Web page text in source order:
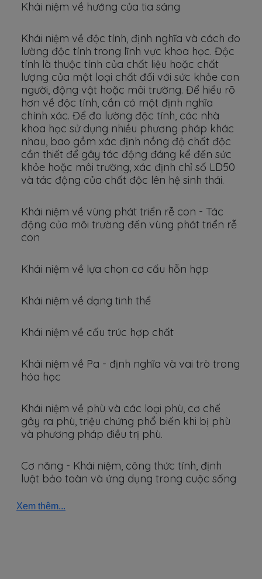
Khái niệm về hướng của tia sáng
Khái niệm về độc tính, định nghĩa và cách đo
lường độc tính trong lĩnh vực khoa học. Độc
tính là thuộc tính của chất liệu hoặc chất
lượng của một loại chất đối với sức khỏe con
người, động vật hoặc môi trường. Để hiểu rõ
hơn về độc tính, cần có một định nghĩa
chính xác. Để đo lường độc tính, các nhà
khoa học sử dụng nhiều phương pháp khác
nhau, bao gồm xác định nồng độ chất độc
cần thiết để gây tác động đáng kể đến sức
khỏe hoặc môi trường, xác định chỉ số LD50
và tác động của chất độc lên hệ sinh thái.
Khái niệm về vùng phát triển rễ con - Tác
động của môi trường đến vùng phát triển rễ
con
Khái niệm về lựa chọn cơ cấu hỗn hợp
Khái niệm về dạng tinh thể
Khái niệm về cấu trúc hợp chất
Khái niệm về Pa - định nghĩa và vai trò trong
hóa học
Khái niệm về phù và các loại phù, cơ chế
gây ra phù, triệu chứng phổ biến khi bị phù
và phương pháp điều trị phù.
Cơ năng - Khái niệm, công thức tính, định
luật bảo toàn và ứng dụng trong cuộc sống
Xem thêm...